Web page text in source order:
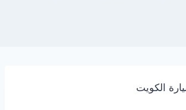
الكويت